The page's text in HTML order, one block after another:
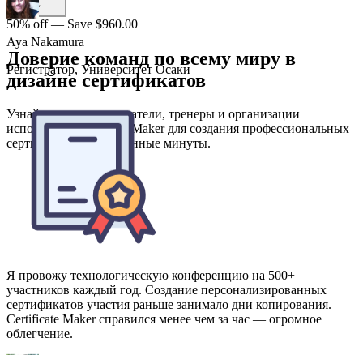
50% off — Save $960.00
Доверие команд по всему миру в
дизайне сертификатов
Узнайте, как преподаватели, тренеры и организации
используют Certificate Maker для создания профессиональных
сертификатов за считанные минуты.
Я провожу технологическую конференцию на 500+
участников каждый год. Создание персонализированных
сертификатов участия раньше занимало дни копирования.
Certificate Maker справился менее чем за час — огромное
облегчение.
Omar Reyes
Координатор мероприятий